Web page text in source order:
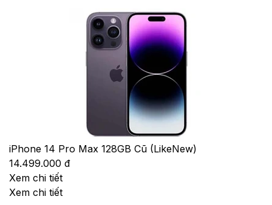
iPhone 14 Pro Max 128GB Cũ (LikeNew)
14.499.000 đ
Xem chi tiết
Xem chi tiết